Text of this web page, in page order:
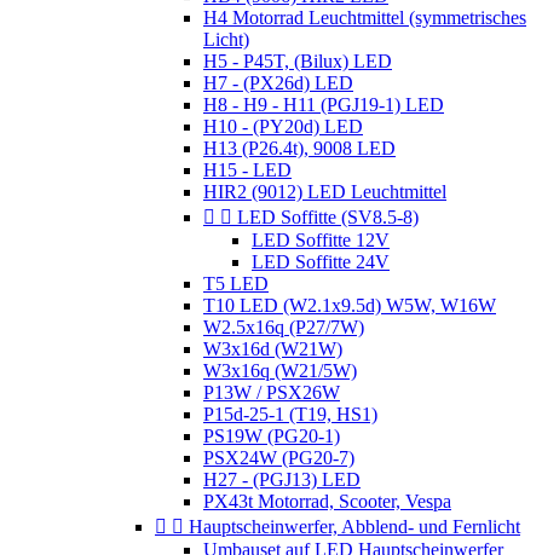
H4 Motorrad Leuchtmittel (symmetrisches
Licht)
H5 - P45T, (Bilux) LED
H7 - (PX26d) LED
H8 - H9 - H11 (PGJ19-1) LED
H10 - (PY20d) LED
H13 (P26.4t), 9008 LED
H15 - LED
HIR2 (9012) LED Leuchtmittel
  LED Soffitte (SV8.5-8)
LED Soffitte 12V
LED Soffitte 24V
T5 LED
T10 LED (W2.1x9.5d) W5W, W16W
W2.5x16q (P27/7W)
W3x16d (W21W)
W3x16q (W21/5W)
P13W / PSX26W
P15d-25-1 (T19, HS1)
PS19W (PG20-1)
PSX24W (PG20-7)
H27 - (PGJ13) LED
PX43t Motorrad, Scooter, Vespa
  Hauptscheinwerfer, Abblend- und Fernlicht
Umbauset auf LED Hauptscheinwerfer